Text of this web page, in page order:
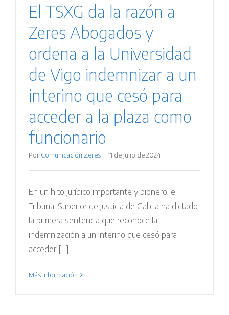
El TSXG da la razón a
Zeres Abogados y
ordena a la Universidad
de Vigo indemnizar a un
interino que cesó para
acceder a la plaza como
funcionario
Por Comunicación Zeres | 11 de julio de 2024
En un hito jurídico importante y pionero, el
Tribunal Superior de Justicia de Galicia ha dictado
la primera sentencia que reconoce la
indemnización a un interino que cesó para
acceder [...]
Más información